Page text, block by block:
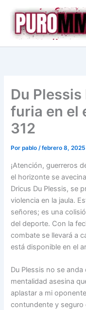
contenido
Du
furia en el
312
Porpablo/febrero 8, 2025
¡Atención, guerreros
el horizonte se
Dricus Du Plessis, se
violencia en la jaula.
señores; es una
del deporte. Con la
combate se llevará a
está disponible en el
Du Plessis no se
mentalidad asesina
aplastar a mi
contundente y seguro